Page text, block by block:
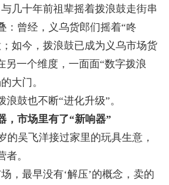
几十年前祖辈摇着拨浪鼓走街串
：曾经，义乌货郎们摇着“咚
如今，拨浪鼓已成为义乌市场货
另一个维度，一面面“数字拨浪
大门。
鼓也不断“进化升级”。
，市场里有了“新响器”
吴飞洋接过家里的玩具生意，
者。
最早没有‘解压’的概念，卖的